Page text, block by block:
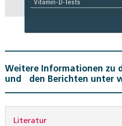
Weitere Informationen zu
und den Berichten unter
Literatur